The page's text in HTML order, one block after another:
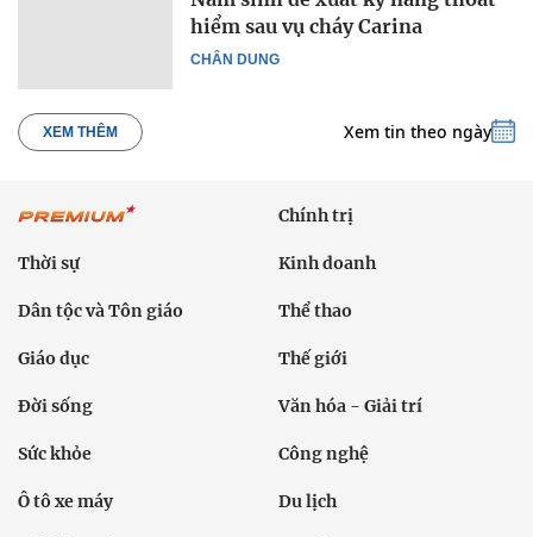
CHÂN DUNG
hiểm sau vụ cháy Carina
XEM THÊM Xem tin theo ngày
Chính trị
Thời sự Kinh doanh
Dân tộc và Tôn giáo Thể thao
Giáo dục Thế giới
Đời sống Văn hóa - Giải trí
Sức khỏe Công nghệ
Ô tô xe máy Du lịch